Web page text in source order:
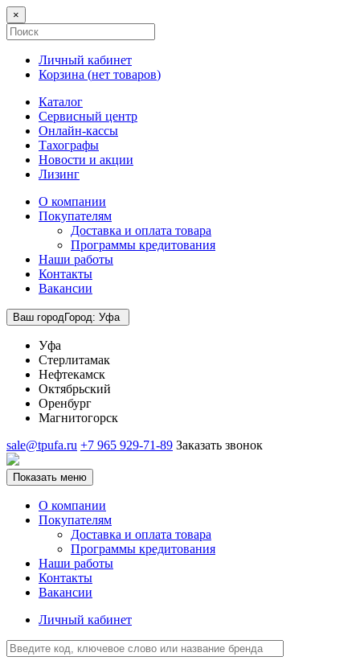
×
Личный кабинет
Корзина (нет товаров)
Каталог
Сервисный центр
Онлайн-кассы
Тахографы
Новости и акции
Лизинг
О компании
Покупателям
Доставка и оплата товара
Программы кредитования
Наши работы
Контакты
Вакансии
Ваш городГород: Уфа
Уфа
Стерлитамак
Нефтекамск
Октябрьский
Оренбург
Магнитогорск
sale@tpufa.ru +7 965 929-71-89 Заказать звонок
Показать меню
О компании
Покупателям
Доставка и оплата товара
Программы кредитования
Наши работы
Контакты
Вакансии
Личный кабинет